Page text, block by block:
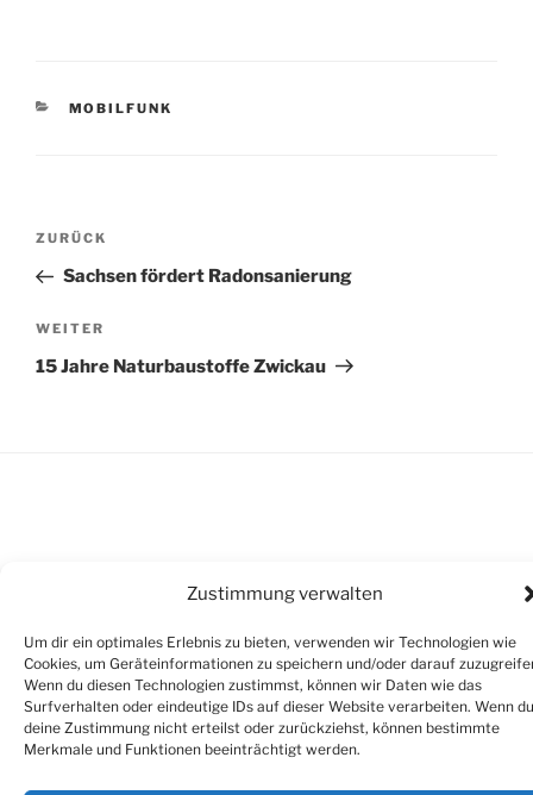
Zustimmung verwalten
Um dir ein optimales Erlebnis zu bieten, verwenden wir Technologien wie
Cookies, um Geräteinformationen zu speichern und/oder darauf
Wenn du diesen Technologien zustimmst, können wir Daten wie das
Surfverhalten oder eindeutige IDs auf dieser Website verarbeiten. Wenn du
deine Zustimmung nicht erteilst oder zurückziehst, können bestimmte
Merkmale und Funktionen beeinträchtigt werden.
KATEGORIEN
MOBILFUNK
Beitragsnavigation
Vorheriger
Beitrag
ZURÜCK
Sachsen fördert Radonsanierung
Nächster
Beitrag
WEITER
15 Jahre Naturbaustoffe Zwickau
Impressum